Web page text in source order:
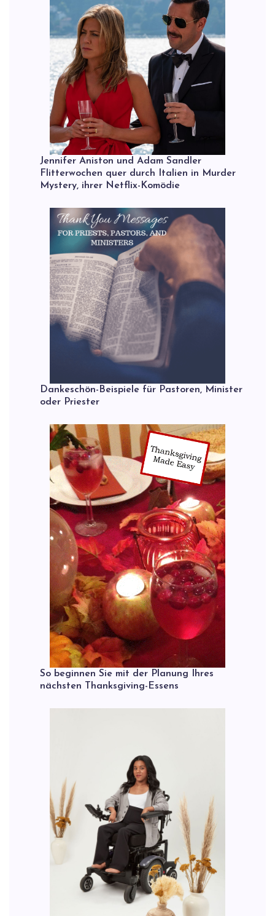
Jennifer Aniston und Adam Sandler
Flitterwochen quer durch Italien in Murder
Mystery, ihrer Netflix-Komödie
Dankeschön-Beispiele für Pastoren, Minister
oder Priester
So beginnen Sie mit der Planung Ihres
nächsten Thanksgiving-Essens